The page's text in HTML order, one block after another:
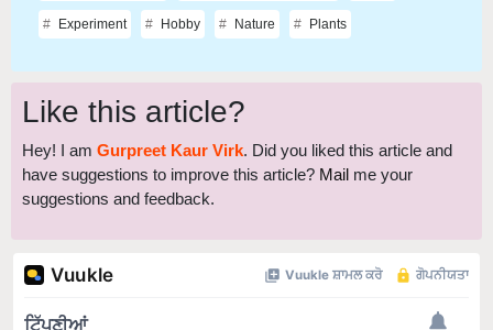
Experiment Hobby Nature Plants
Like this article?
Hey! I am Gurpreet Kaur Virk. Did you liked this article and
have suggestions to improve this article? Mail me your
suggestions and feedback.